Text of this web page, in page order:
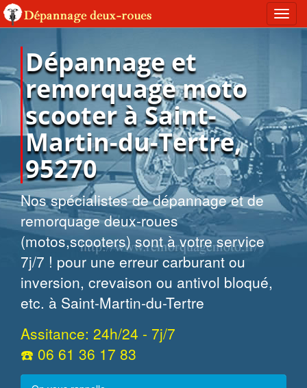
Dépannage et
remorquage moto
scooter à Saint-
Martin-du-Tertre,
95270
Nos spécialistes de dépannage et de
remorquage deux-roues
(motos,scooters) sont à votre service
7j/7 ! pour une erreur carburant ou
inversion, crevaison ou antivol bloqué,
etc. à Saint-Martin-du-Tertre
Assitance: 24h/24 - 7j/7
☎️ 06 61 36 17 83